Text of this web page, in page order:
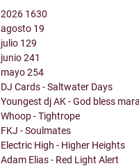
2026 1630
agosto 19
julio 129
junio241
mayo254
DJ Cards - Saltwater Days
Youngest dj AK - God bless mara
Whoop - Tightrope
FKJ - Soulmates
Electric High - Higher Heights
Adam Elias - Red Light Alert